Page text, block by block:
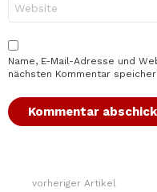
Name, E-Mail-Adresse und
nächsten Kommentar
Weiterevorheriger Artikel